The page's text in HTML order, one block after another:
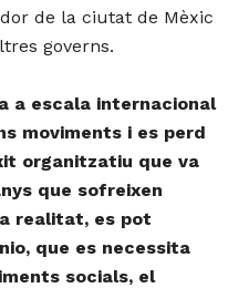
de la ciutat de Mèxic
governs.
a escala internacional
moviments i es perd
organitzatiu que va
que sofreixen
realitat, es pot
que es necessita
socials, el